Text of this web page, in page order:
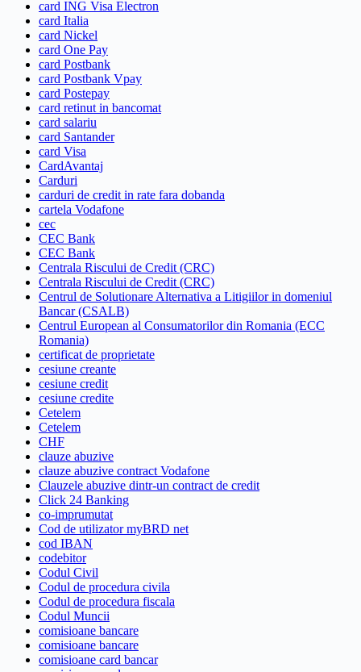
card ING Visa Electron
card Italia
card Nickel
card One Pay
card Postbank
card Postbank Vpay
card Postepay
card retinut in bancomat
card salariu
card Santander
card Visa
CardAvantaj
Carduri
carduri de credit in rate fara dobanda
cartela Vodafone
cec
CEC Bank
CEC Bank
Centrala Riscului de Credit (CRC)
Centrala Riscului de Credit (CRC)
Centrul de Solutionare Alternativa a Litigiilor in domeniul
Bancar (CSALB)
Centrul European al Consumatorilor din Romania (ECC
Romania)
certificat de proprietate
cesiune creante
cesiune credit
cesiune credite
Cetelem
Cetelem
CHF
clauze abuzive
clauze abuzive contract Vodafone
Clauzele abuzive dintr-un contract de credit
Click 24 Banking
co-imprumutat
Cod de utilizator myBRD net
cod IBAN
codebitor
Codul Civil
Codul de procedura civila
Codul de procedura fiscala
Codul Muncii
comisioane bancare
comisioane bancare
comisioane card bancar